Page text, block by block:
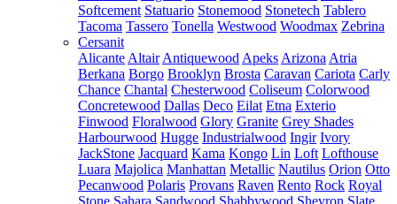
Softcement Statuario Stonemood Stonetech Tablero
Tacoma Tassero Tonella Westwood Woodmax Zebrina
Cersanit
Alicante Altair Antiquewood Apeks Arizona Atria
Berkana Borgo Brooklyn Brosta Caravan Cariota Carly
Chance Chantal Chesterwood Coliseum Colorwood
Concretewood Dallas Deco Eilat Etna Exterio
Finwood Floralwood Glory Granite Grey Shades
Harbourwood Hugge Industrialwood Ingir Ivory
JackStone Jacquard Kama Kongo Lin Loft Lofthouse
Luara Majolica Manhattan Metallic Nautilus Orion Otto
Pecanwood Polaris Provans Raven Rento Rock Royal